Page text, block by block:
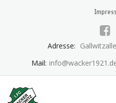
Adresse:
Mail: